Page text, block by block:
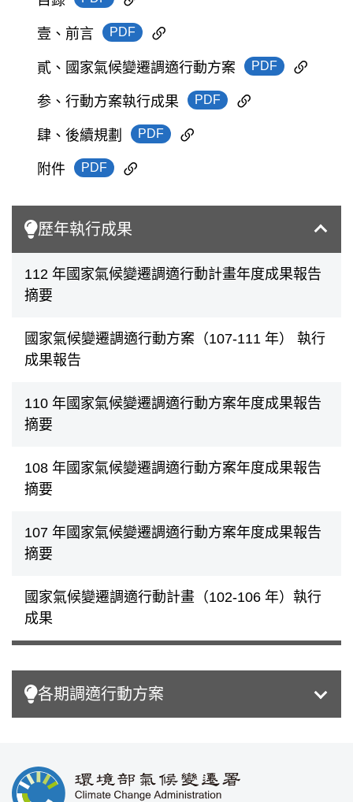
壹、前言 PDF
貳、國家氣候變遷調適行動方案 PDF
参、行動方案執行成果 PDF
肆、後續規劃 PDF
附件 PDF
歷年執行成果
112 年國家氣候變遷調適行動計畫年度成果報告
摘要
國家氣候變遷調適行動方案（107-111 年） 執行
成果報告
110 年國家氣候變遷調適行動方案年度成果報告
摘要
108 年國家氣候變遷調適行動方案年度成果報告
摘要
107 年國家氣候變遷調適行動方案年度成果報告
摘要
國家氣候變遷調適行動計畫（102-106 年）執行
成果
各期調適行動方案